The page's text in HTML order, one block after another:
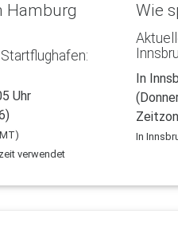
Hamburg
Uhr
verwendet
Wie
In
In